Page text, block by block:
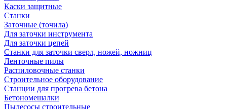
Каски защитные
Станки
Заточные (точила)
Для заточки инструмента
Для заточки цепей
Станки для заточки сверл, ножей, ножниц
Ленточные пилы
Распиловочные станки
Строительное оборудование
Станции для прогрева бетона
Бетономешалки
Пылесосы строительные